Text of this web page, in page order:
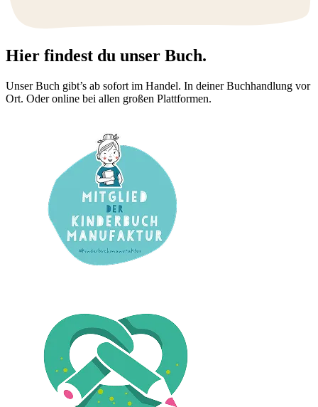
Hier findest du unser Buch.
Unser Buch gibt’s ab sofort im Handel. In deiner Buchhandlung vor
Ort. Oder online bei allen großen Plattformen.